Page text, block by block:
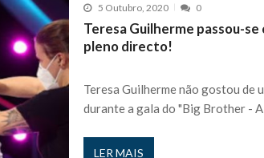
5 Outubro, 2020 0
Teresa Guilherme passou-
pleno directo!
Teresa Guilherme não gostou de
durante a gala do "Big Brother -
LER MAIS